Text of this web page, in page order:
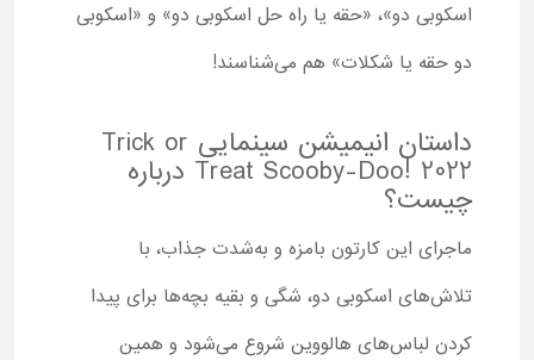
اسکوبی دو»، «حقه یا راه حل اسکوبی دو» و «اسکوبی
دو حقه یا شکلات» هم می‌شناسند!
داستان انیمیشن سینمایی Trick or
Treat Scooby-Doo! 2022 درباره
چیست؟
ماجرای این کارتون بامزه و به‌شدت جذاب، با
تلاش‌های اسکوبی دو، شگی و بقیه بچه‌ها برای پیدا
کردن لباس‌های هالووین شروع می‌شود و همین